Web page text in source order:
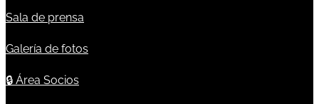
Sala de prensa
Galería de fotos
🔒 Área Socios